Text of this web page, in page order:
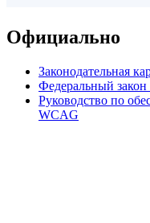
Официально
Законодательная
Федеральный
Руководство по
WCAG